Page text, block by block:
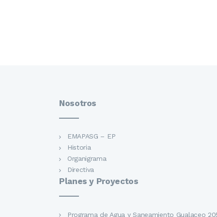
Nosotros
EMAPASG – EP
Historia
Organigrama
Directiva
Planes y Proyectos
Programa de Agua y Saneamiento Gualaceo